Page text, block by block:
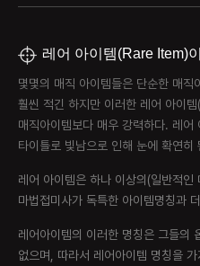
레어 아이템(Rare Item)
몇몇의 매직 아이템들은 단순한 매
훨씬 적긴 하지만 이러한 레어 아이
매직아이템보다 매우 강력하다. 레
타이틀로 빛남으로 인해 눈에 확연히
레어 아이템은 하나 이상의(일반적
마법접미사가 독특한 아이템명칭과
레어아이템의 이러한 명칭은 그들의
없으며, 따라서 레어아이템 명칭을